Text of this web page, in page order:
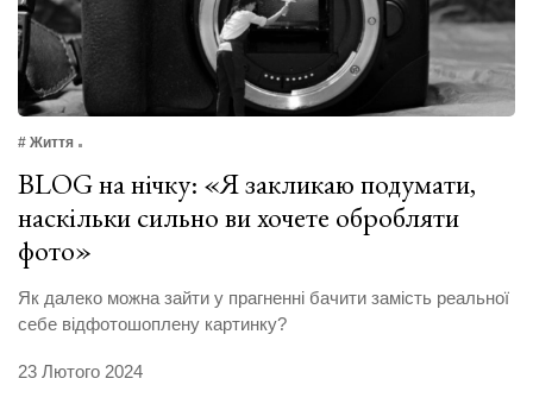
# Життя
BLOG на нічку: «Я закликаю подумати,
наскільки сильно ви хочете обробляти
фото»
Як далеко можна зайти у прагненні бачити замість реальної
себе відфотошоплену картинку?
23 Лютого 2024